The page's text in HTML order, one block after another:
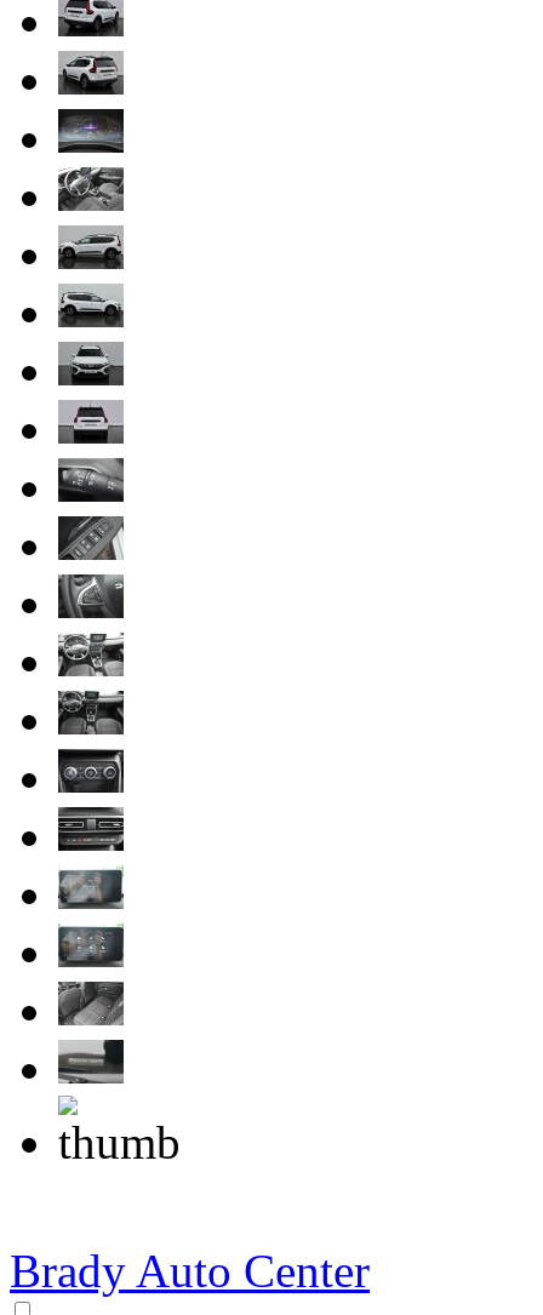
Brady Auto Center